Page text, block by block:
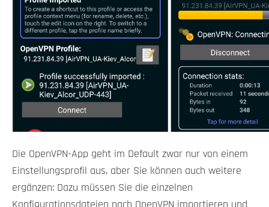
Die OpenVPN-App geht im Default zwar nur von einem
Einstellungsprofil aus, aber Sie können auch weitere
ergänzen: Dazu müssen Sie die einzelnen
Konfigurationsdateien nach OpenVPN importieren und